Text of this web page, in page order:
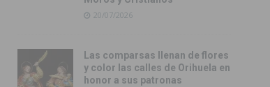
20/07/2026
Las comparsas llenan de flores
y color las calles de Orihuela en
honor a sus patronas